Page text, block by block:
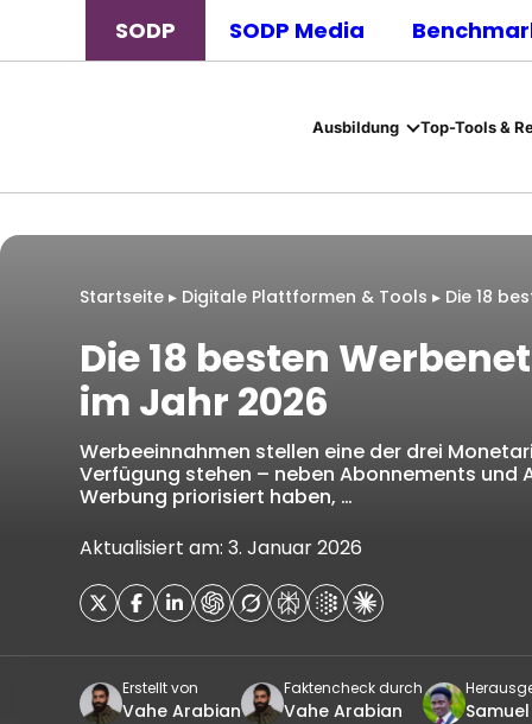
SODP SODP Media
Ausbildung Top-Tools &
Startseite ▸ Digitale Plattformen & Tools ▸ Die 18
Die 18 besten
im Jahr 2026
Werbeeinnahmen stellen eine der drei
Verfügung stehen – neben Abonnements
Werbung priorisiert haben, …
Aktualisiert am: 3. Januar 2026
Erstellt von
Vahe Arabian
Faktencheck durch
Vahe Arabian